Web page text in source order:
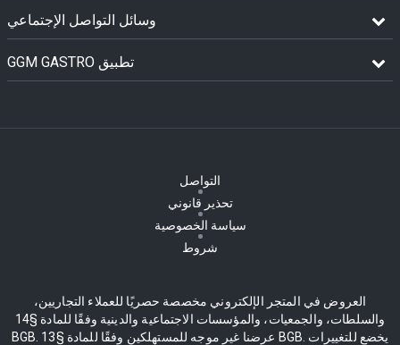
وسائل التواصل الإجتماعي
GGM GASTRO تطبيق
التواصل
تحذير قانوني
سياسة الخصوصية
شروط
العروض في المتجر الإلكتروني مخصصة حصريًا للعملاء التجاريين،
والسلطات، والجمعيات، والمؤسسات الاجتماعية والدينية وفقًا للمادة §14
BGB. عرضنا غير موجه للمستهلكين وفقًا للمادة §13 BGB. يخضع للتغييرات